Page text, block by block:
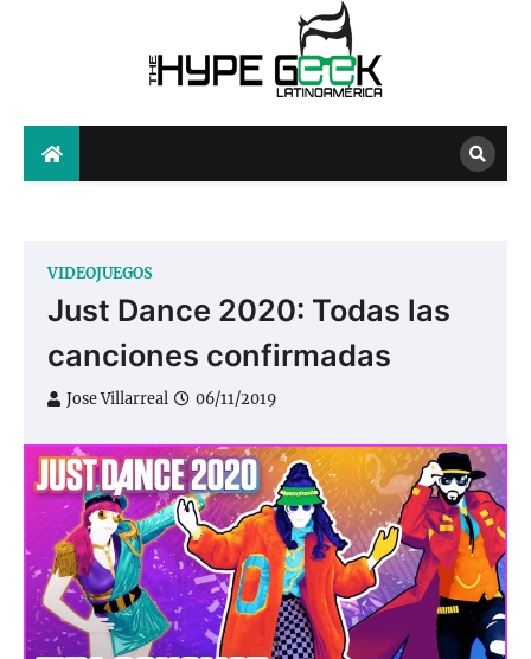
VIDEOJUEGOS
Just Dance 2020: Todas las
canciones confirmadas
Jose Villarreal 06/11/2019